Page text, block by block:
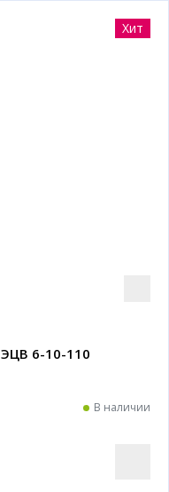
Хит
6-10-110
В наличии